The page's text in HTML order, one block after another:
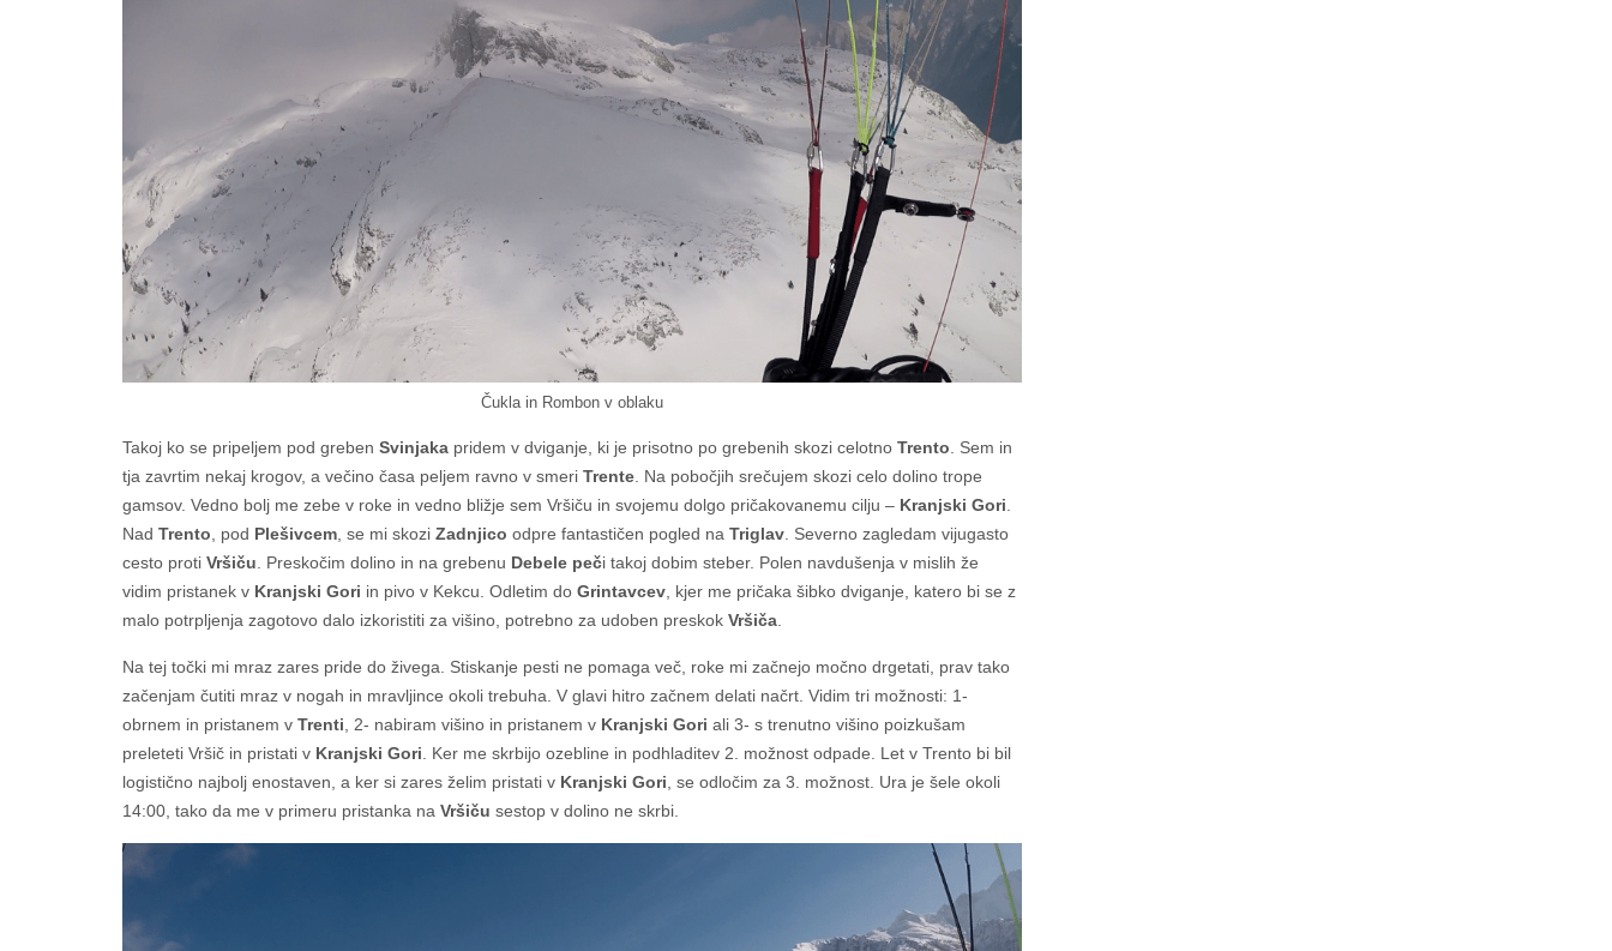
Čukla in Rombon v oblaku
Takoj ko se pripeljem pod greben Svinjaka pridem v dviganje, ki je prisotno po grebenih skozi celotno Trento. Sem in
tja zavrtim nekaj krogov, a večino časa peljem ravno v smeri Trente. Na pobočjih srečujem skozi celo dolino trope
gamsov. Vedno bolj me zebe v roke in vedno bližje sem Vršiču in svojemu dolgo pričakovanemu cilju – Kranjski Gori.
Nad Trento, pod Plešivcem, se mi skozi Zadnjico odpre fantastičen pogled na Triglav. Severno zagledam vijugasto
cesto proti Vršiču. Preskočim dolino in na grebenu Debele peči takoj dobim steber. Polen navdušenja v mislih že
vidim pristanek v Kranjski Gori in pivo v Kekcu. Odletim do Grintavcev, kjer me pričaka šibko dviganje, katero bi se z
malo potrpljenja zagotovo dalo izkoristiti za višino, potrebno za udoben preskok Vršiča.
Na tej točki mi mraz zares pride do živega. Stiskanje pesti ne pomaga več, roke mi začnejo močno drgetati, prav tako
začenjam čutiti mraz v nogah in mravljince okoli trebuha. V glavi hitro začnem delati načrt. Vidim tri možnosti: 1-
obrnem in pristanem v Trenti, 2- nabiram višino in pristanem v Kranjski Gori ali 3- s trenutno višino poizkušam
preleteti Vršič in pristati v Kranjski Gori. Ker me skrbijo ozebline in podhladitev 2. možnost odpade. Let v Trento bi bil
logistično najbolj enostaven, a ker si zares želim pristati v Kranjski Gori, se odločim za 3. možnost. Ura je šele okoli
14:00, tako da me v primeru pristanka na Vršiču sestop v dolino ne skrbi.